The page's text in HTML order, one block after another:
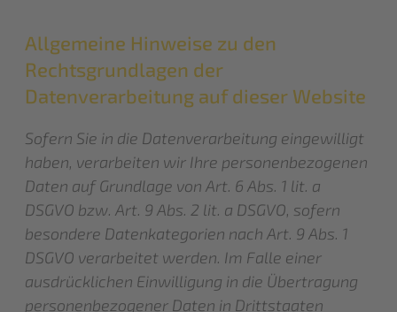
Allgemeine Hinweise zu den
Rechtsgrundlagen der
Datenverarbeitung auf dieser Website
Sofern Sie in die Datenverarbeitung eingewilligt
haben, verarbeiten wir Ihre personenbezogenen
Daten auf Grundlage von Art. 6 Abs. 1 lit. a
DSGVO bzw. Art. 9 Abs. 2 lit. a DSGVO, sofern
besondere Datenkategorien nach Art. 9 Abs. 1
DSGVO verarbeitet werden. Im Falle einer
ausdrücklichen Einwilligung in die Übertragung
personenbezogener Daten in Drittstaaten